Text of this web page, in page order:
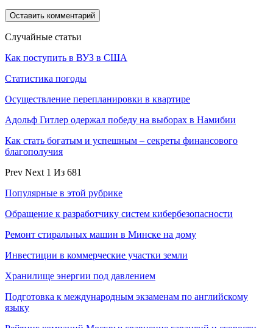
Случайные статьи
Как поступить в ВУЗ в США
Статистика погоды
Осуществление перепланировки в квартире
Адольф Гитлер одержал победу на выборах в Намибии
Как стать богатым и успешным – секреты финансового
благополучия
Prev Next 1 Из 681
Популярные в этой рубрике
Обращение к разработчику систем кибербезопасности
Ремонт стиральных машин в Минске на дому
Инвестиции в коммерческие участки земли
Хранилище энергии под давлением
Подготовка к международным экзаменам по английскому
языку